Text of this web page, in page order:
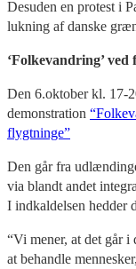
Desuden en protest i
lukning af danske
‘Folkevandring’
Den 6.oktober kl. 17-
demonstration
flygtninge”
Den går fra
via blandt andet
I indkaldelsen hedder
“Vi mener, at det går i
at behandle